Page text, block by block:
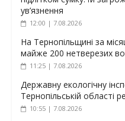
ув’язнення
12:00 | 7.08.2026
На Тернопільщині за
майже 200 нетверезих
11:25 | 7.08.2026
Державну екологічну
Тернопільській області
10:55 | 7.08.2026